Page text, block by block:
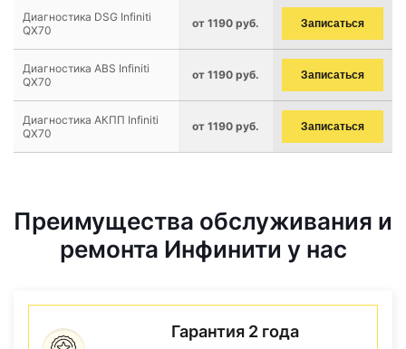
Диагностика DSG Infiniti
QX70
от 1190 руб. Записаться
Диагностика ABS Infiniti
QX70
от 1190 руб. Записаться
Диагностика АКПП Infiniti
QX70
от 1190 руб. Записаться
Преимущества обслуживания и
ремонта Инфинити у нас
Гарантия 2 года